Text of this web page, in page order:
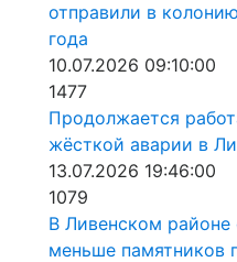
отправили в
года
10.07.2026 09:10:00
1477
Продолжается
жёсткой аварии в
13.07.2026 19:46:00
1079
В Ливенском районе
меньше памятников